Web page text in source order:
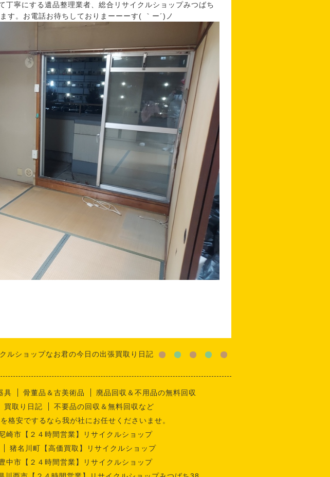
丁寧にする遺品整理業者、総合リサイクルショップみつばち
す。お電話お待ちしておりまーーーす( ｀ー´)ノ
ルショップなお君の今日の出張買取り日記
具 骨董品＆古美術品
廃品回収＆不用品の無料回収
買取り日記
不要品の回収＆無料回収など
格安でするなら我が社にお任せくださいませ。
尼崎市【２４時間営業】リサイクルショップ
猪名川町【高価買取】リサイクルショップ
中市【２４時間営業】リサイクルショップ